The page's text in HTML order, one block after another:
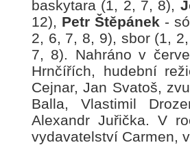
baskytara (1, 2, 7, 8),
12), Petr Štěpánek -
2, 6, 7, 8, 9), sbor (1,
7, 8). Nahráno v
Hrnčířích, hudební
Cejnar, Jan Svatoš,
Balla, Vlastimil
Alexandr Juřička. V
vydavatelství Carmen,